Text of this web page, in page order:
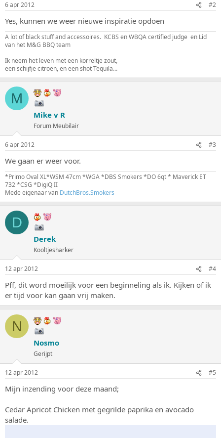
6 apr 2012 #2
Yes, kunnen we weer nieuwe inspiratie opdoen
A lot of black stuff and accessoires. KCBS en WBQA certified judge en Lid
van het M&G BBQ team
Ik neem het leven met een korreltje zout,
een schijfje citroen, en een shot Tequila...
M
Mike v R
Forum Meubilair
6 apr 2012 #3
We gaan er weer voor.
*Primo Oval XL*WSM 47cm *WGA *DBS Smokers *DO 6qt * Maverick ET
732 *CSG *DigiQ II
Mede eigenaar van DutchBros.Smokers
D
Derek
Kooltjesharker
12 apr 2012 #4
Pff, dit word moeilijk voor een beginneling als ik. Kijken of ik
er tijd voor kan gaan vrij maken.
N
Nosmo
Gerijpt
12 apr 2012 #5
Mijn inzending voor deze maand;
Cedar Apricot Chicken met gegrilde paprika en avocado
salade.